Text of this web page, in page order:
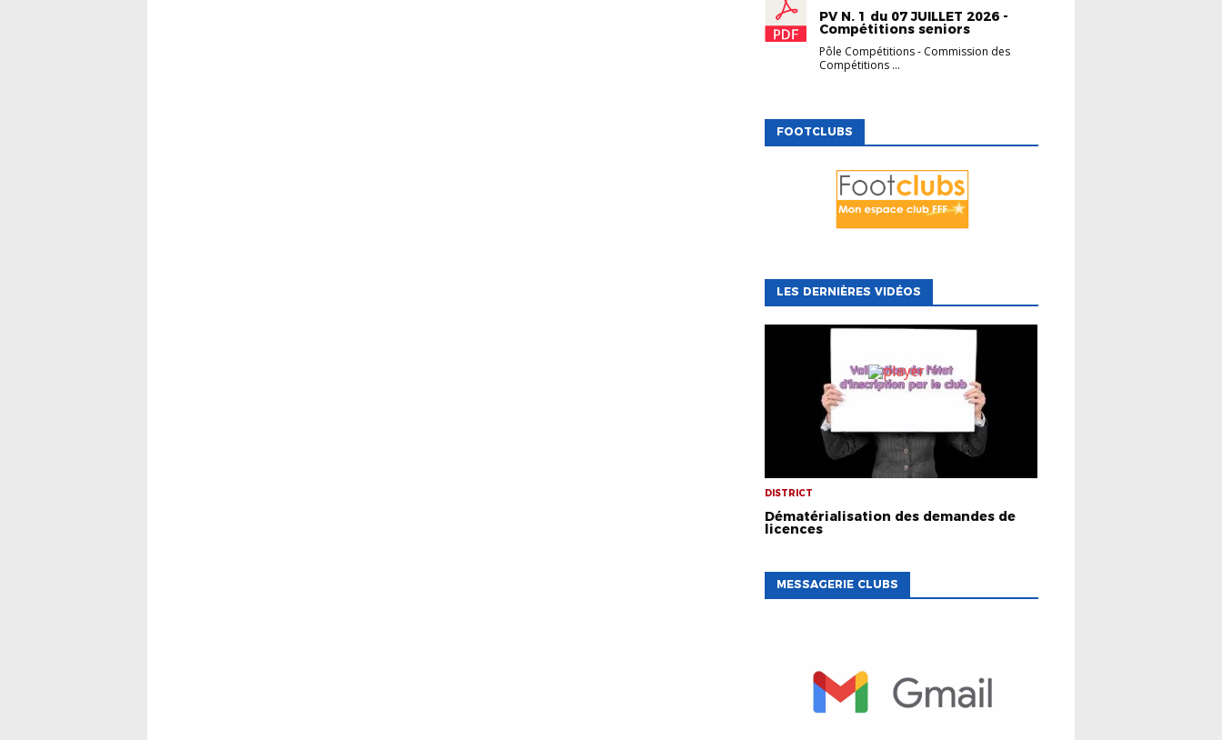
PV N. 1 du 07 JUILLET 2026 -
Compétitions seniors
Pôle Compétitions- Commission des
Compétitions ...
FOOTCLUBS
LES DERNIÈRES VIDÉOS
DISTRICT
Dématérialisation des demandes de
licences
MESSAGERIE CLUBS